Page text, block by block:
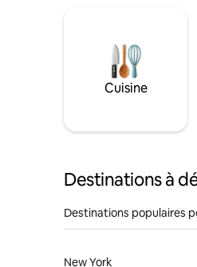
Cuisine
Destinations à
Destinations populaires
New York